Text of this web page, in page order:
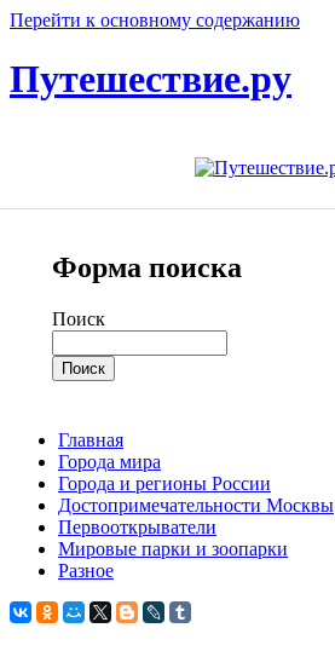
Перейти к основному содержанию
Путешествие.ру
Форма поиска
Поиск
Главная
Города мира
Города и регионы России
Достопримечательности Москвы
Первооткрыватели
Мировые парки и зоопарки
Разное